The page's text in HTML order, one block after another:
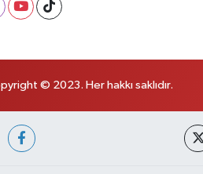
© 2023. Her hakkı saklıdır.